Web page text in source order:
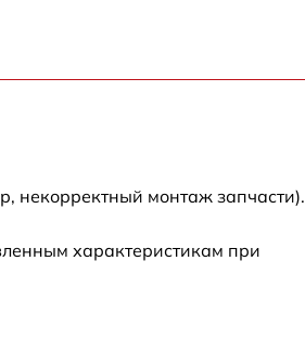
некорректный монтаж запчасти).
характеристикам при